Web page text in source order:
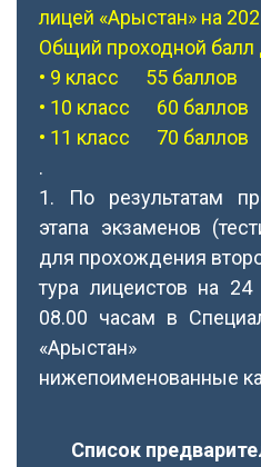
лицей «Арыстан» на
Общий проходной балл
• 9 класс 55 баллов
• 10 класс 60 баллов
• 11 класс 70 баллов
.
1. По результатам
этапа экзаменов
для прохождения
тура лицеистов на 24
08.00 часам в
«Арыстан»
нижепоименованные
Список